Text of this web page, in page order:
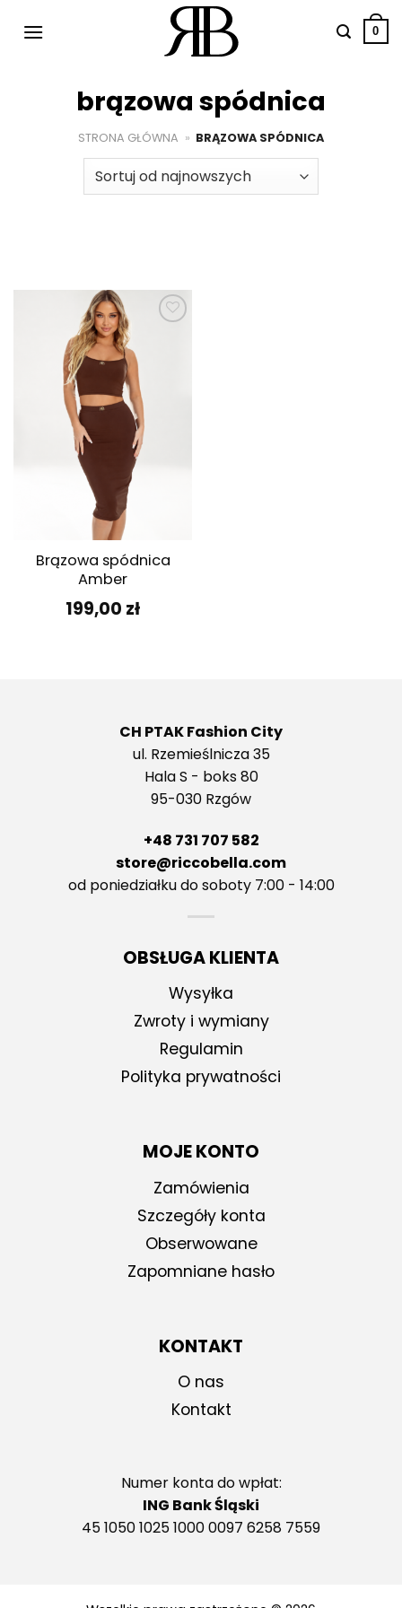
0
brązowa spódnica
STRONA GŁÓWNA » BRĄZOWA SPÓDNICA
ulubionych
Brązowa spódnica
Amber
199,00 zł
CH PTAK Fashion City
ul. Rzemieślnicza 35
Hala S - boks 80
95-030 Rzgów
+48 731 707 582
store@riccobella.com
od poniedziałku do soboty 7:00 - 14:00
OBSŁUGA KLIENTA
Wysyłka
Zwroty i wymiany
Regulamin
Polityka prywatności
MOJE KONTO
Zamówienia
Szczegóły konta
Obserwowane
Zapomniane hasło
KONTAKT
O nas
Kontakt
Numer konta do wpłat:
ING Bank Śląski
45 1050 1025 1000 0097 6258 7559